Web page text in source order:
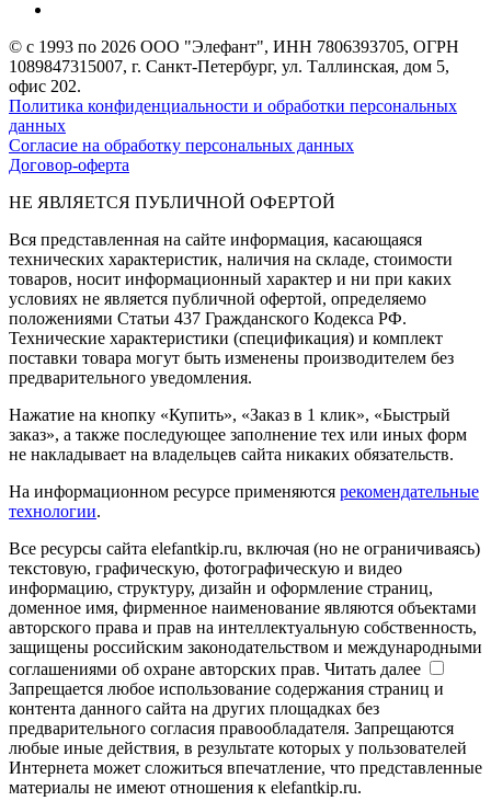
© с 1993 по 2026 ООО "Элефант", ИНН 7806393705, ОГРН
1089847315007, г. Санкт-Петербург, ул. Таллинская, дом 5,
офис 202.
Политика конфиденциальности и обработки персональных
данных
Согласие на обработку персональных данных
Договор-оферта
НЕ ЯВЛЯЕТСЯ ПУБЛИЧНОЙ ОФЕРТОЙ
Вся представленная на сайте информация, касающаяся
технических характеристик, наличия на складе, стоимости
товаров, носит информационный характер и ни при каких
условиях не является публичной офертой, определяемо
положениями Статьи 437 Гражданского Кодекса РФ.
Технические характеристики (спецификация) и комплект
поставки товара могут быть изменены производителем без
предварительного уведомления.
Нажатие на кнопку «Купить», «Заказ в 1 клик», «Быстрый
заказ», а также последующее заполнение тех или иных форм
не накладывает на владельцев сайта никаких обязательств.
На информационном ресурсе применяются рекомендательные
технологии.
Все ресурсы сайта elefantkip.ru, включая (но не ограничиваясь)
текстовую, графическую, фотографическую и видео
информацию, структуру, дизайн и оформление страниц,
доменное имя, фирменное наименование являются объектами
авторского права и прав на интеллектуальную собственность,
защищены российским законодательством и международными
соглашениями об охране авторских прав. Читать далее
Запрещается любое использование содержания страниц и
контента данного сайта на других площадках без
предварительного согласия правообладателя. Запрещаются
любые иные действия, в результате которых у пользователей
Интернета может сложиться впечатление, что представленные
материалы не имеют отношения к elefantkip.ru.